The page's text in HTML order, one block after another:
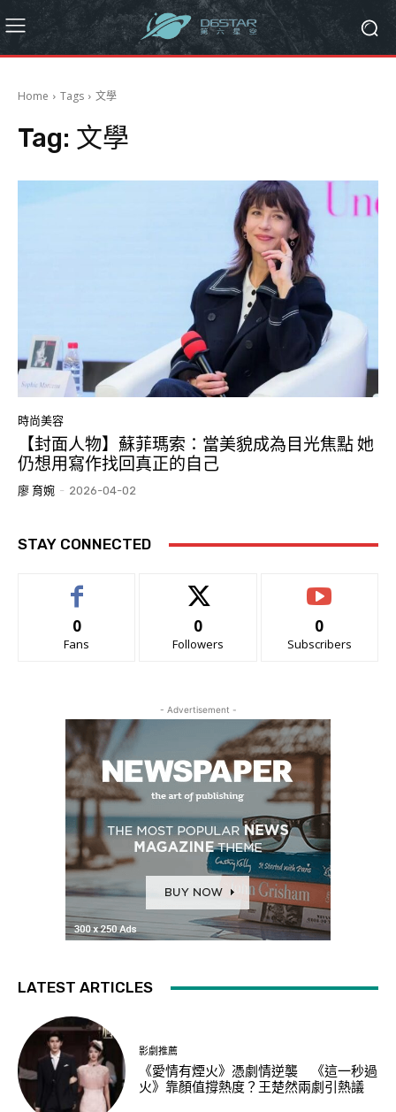
Home Tags 文學
Tag: 文學
時尚美容
【封面人物】蘇菲瑪索：當美貌成為目光焦點 她
仍想用寫作找回真正的自己
廖 育婉 - 2026-04-02
STAY CONNECTED
0
Fans
0
Followers
0
Subscribers
- Advertisement -
LATEST ARTICLES
影劇推薦
《愛情有煙火》憑劇情逆襲 《這一秒過
火》靠顏值撐熱度？王楚然兩劇引熱議